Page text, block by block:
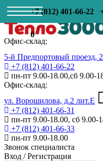
+7 (812) 401-66-22
0
Офис-склад:
5-й Предпортовый проезд,
+7 (812) 401-66-22
пн-пт 9.00-18.00,сб 9.00-
Офис-склад:
ул. Ворошилова, д.2 лит.Е
+7 (812) 401-66-31
пн-пт 9.00-18.00, сб 9.00-
+7 (812) 401-66-33
пн-пт 9.00-18.00
Звонок специалиста
Вход /Регистрация